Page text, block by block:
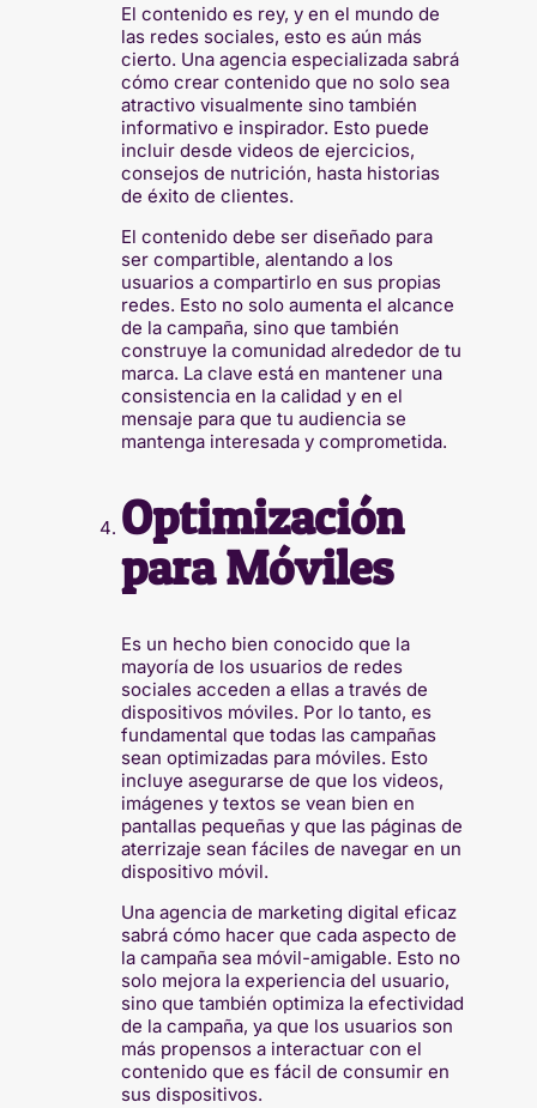
El contenido es rey, y en el mundo de
las redes sociales, esto es aún más
cierto. Una agencia especializada sabrá
cómo crear contenido que no solo sea
atractivo visualmente sino también
informativo e inspirador. Esto puede
incluir desde videos de ejercicios,
consejos de nutrición, hasta historias
de éxito de clientes.
El contenido debe ser diseñado para
ser compartible, alentando a los
usuarios a compartirlo en sus propias
redes. Esto no solo aumenta el alcance
de la campaña, sino que también
construye la comunidad alrededor de tu
marca. La clave está en mantener una
consistencia en la calidad y en el
mensaje para que tu audiencia se
mantenga interesada y comprometida.
Optimización
para Móviles
Es un hecho bien conocido que la
mayoría de los usuarios de redes
sociales acceden a ellas a través de
dispositivos móviles. Por lo tanto, es
fundamental que todas las campañas
sean optimizadas para móviles. Esto
incluye asegurarse de que los videos,
imágenes y textos se vean bien en
pantallas pequeñas y que las páginas de
aterrizaje sean fáciles de navegar en un
dispositivo móvil.
Una agencia de marketing digital eficaz
sabrá cómo hacer que cada aspecto de
la campaña sea móvil-amigable. Esto no
solo mejora la experiencia del usuario,
sino que también optimiza la efectividad
de la campaña, ya que los usuarios son
más propensos a interactuar con el
contenido que es fácil de consumir en
sus dispositivos.